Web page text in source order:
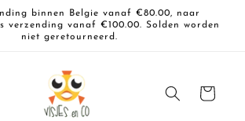
binnen Belgie vanaf €80.00, naar
verzending vanaf €100.00. Solden worden
niet geretourneerd.
Winkelwagen